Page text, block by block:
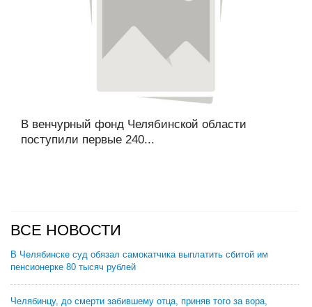
В венчурный фонд Челябинской области
поступили первые 240...
ВСЕ НОВОСТИ
В Челябинске суд обязал самокатчика выплатить сбитой им
пенсионерке 80 тысяч рублей
Челябинцу, до смерти забившему отца, приняв того за вора,